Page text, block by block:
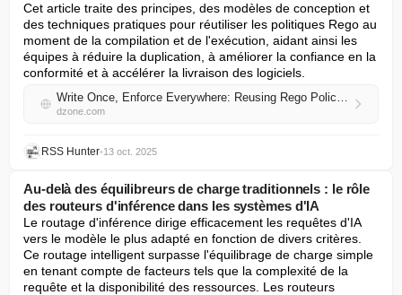
Cet article traite des principes, des modèles de conception et
des techniques pratiques pour réutiliser les politiques Rego au
moment de la compilation et de l'exécution, aidant ainsi les
équipes à réduire la duplication, à améliorer la confiance en la
conformité et à accélérer la livraison des logiciels.
Write Once, Enforce Everywhere: Reusing Rego Policies Across Build and Runtime
dzone.com
RSS Hunter•13 oct. 2025
Au-delà des équilibreurs de charge traditionnels : le rôle
des routeurs d'inférence dans les systèmes d'IA
Le routage d'inférence dirige efficacement les requêtes d'IA
vers le modèle le plus adapté en fonction de divers critères.
Ce routage intelligent surpasse l'équilibrage de charge simple
en tenant compte de facteurs tels que la complexité de la
requête et la disponibilité des ressources. Les routeurs